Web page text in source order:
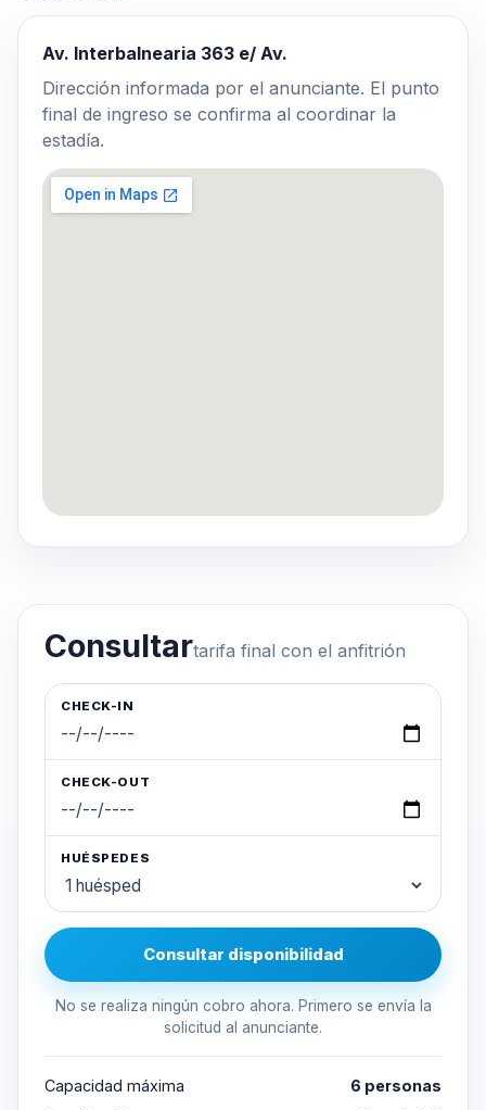
Av. Interbalnearia 363 e/ Av.
Dirección informada por el anunciante. El punto
final de ingreso se confirma al coordinar la
estadía.
Consultartarifa final con el anfitrión
CHECK-IN
CHECK-OUT
HUÉSPEDES
Consultar disponibilidad
No se realiza ningún cobro ahora. Primero se envía la
solicitud al anunciante.
Capacidad máxima
6 personas